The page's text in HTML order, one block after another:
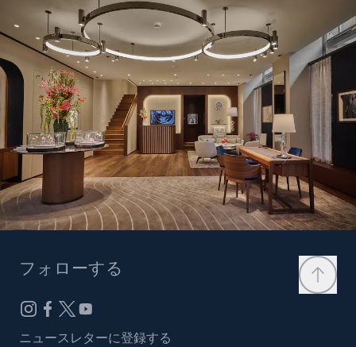
フォローする
ニュースレターに登録する